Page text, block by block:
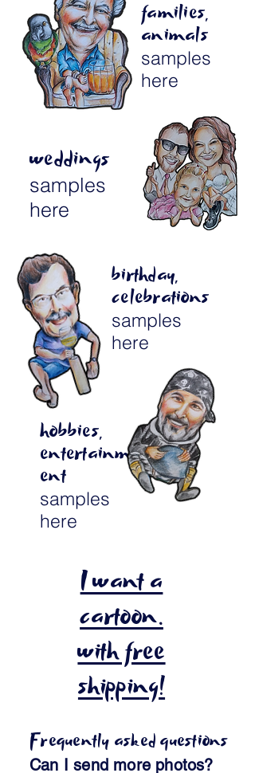
families,
animals
samples
here
weddings
samples
here
hobbies,
entertainm
ent
samples
here
birthday,
celebrations
samples
here
I want a
cartoon.
with free
shipping!
Frequently asked questions
Can I send more photos?